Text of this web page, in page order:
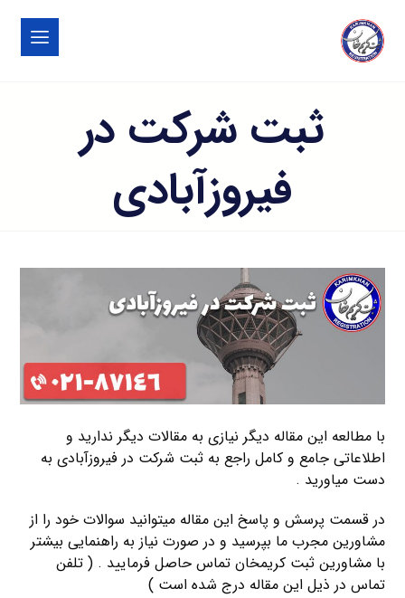
ثبت شرکت در
فیروزآبادی
با مطالعه این مقاله دیگر نیازی به مقالات دیگر ندارید و
اطلاعاتی جامع و کامل راجع به ثبت شرکت در فیروزآبادی به
دست میاورید .
در قسمت پرسش و پاسخ این مقاله میتوانید سوالات خود را از
مشاورین مجرب ما بپرسید و در صورت نیاز به راهنمایی بیشتر
با مشاورین ثبت کریمخان تماس حاصل فرمایید . ( تلفن
تماس در ذیل این مقاله درج شده است )